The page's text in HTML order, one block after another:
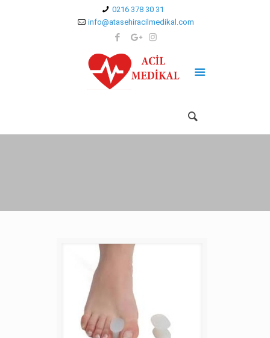
0216 378 30 31
info@atasehiracilmedikal.com